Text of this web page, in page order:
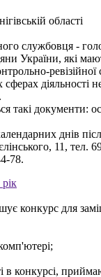
області
службовця -
України, які
діяльності
такі документи:
днів
11, тел.
78.
конкурс для
в конкурсі,